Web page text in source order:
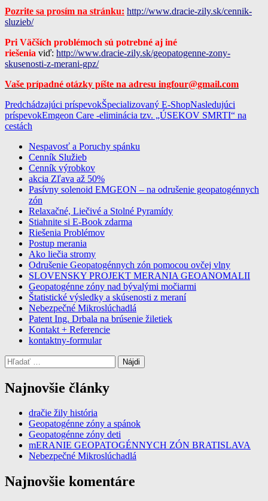
Pozrite sa prosím na stránku: http://www.dracie-zily.sk/cennik-
sluzieb/
Pri Väčších problémoch sú potrebné aj iné
riešenia viď: http://www.dracie-zily.sk/geopatogenne-zony-
skusenosti-z-merani-gpz/
Vaše prípadné otázky píšte na adresu ingfour@gmail.com
Navigácia
článkami
Predchádzajúci príspevokŠpecializovaný E-ShopNasledujúci
príspevokEmgeon Care -eliminácia tzv. „ÚSEKOV SMRTI“ na
cestách
Geopatogénne Zóny meranie a odrušenie
na celom Slovensku, Základné informácie
zdarma
Nespavosť a Poruchy spánku
Cenník Služieb
Cenník výrobkov
akcia Zľava až 50%
Pasívny solenoid EMGEON – na odrušenie geopatogénnych
zón
Relaxačné, Liečivé a Stolné Pyramídy
Stiahnite si E-Book zdarma
Riešenia Problémov
Postup merania
Ako liečia stromy
Odrušenie Geopatogénnych zón pomocou ovčej vlny
SLOVENSKY PROJEKT MERANIA GEOANOMALII
Geopatogénne zóny nad bývalými močiarmi
Štatistické výsledky a skúsenosti z meraní
Nebezpečné Mikroslúchadlá
Patent Ing. Drbala na brúsenie žiletiek
Kontakt + Referencie
kontaktny-formular
Hľadať:
Najnovšie články
dračie žily história
Geopatogénne zóny a spánok
Geopatogénne zóny deti
mERANIE GEOPATOGÉNNYCH ZÓN BRATISLAVA
Nebezpečné Mikroslúchadlá
Najnovšie komentáre